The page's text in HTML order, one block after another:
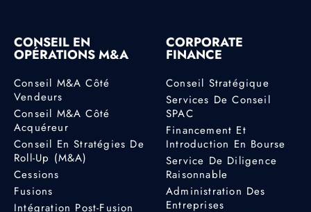
CONSEIL EN
OPÉRATIONS M&A
Conseil M&A Côté
Vendeurs
Conseil M&A Côté
Acquéreur
Conseil En Stratégies De
Roll-Up (M&A)
Cessions
Fusions
Intégration Post-Fusion
CORPORATE
FINANCE
Conseil Stratégique
Services De Conseil
SPAC
Financement Et
Introduction En Bourse
Service De Diligence
Raisonnable
Administration Des
Entreprises